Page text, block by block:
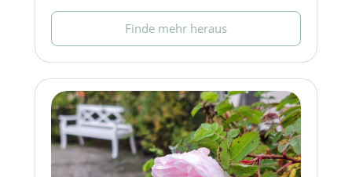
Finde mehr heraus